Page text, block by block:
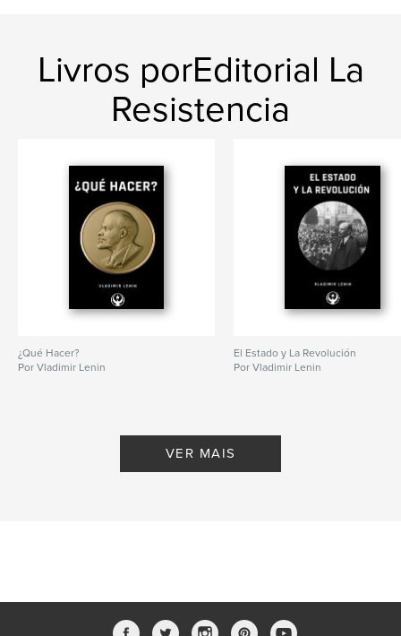
Livros porEditorial La
Resistencia
¿Qué Hacer?
Por Vladimir Lenin
El Estado y La Revolución
Por Vladimir Lenin
VER MAIS